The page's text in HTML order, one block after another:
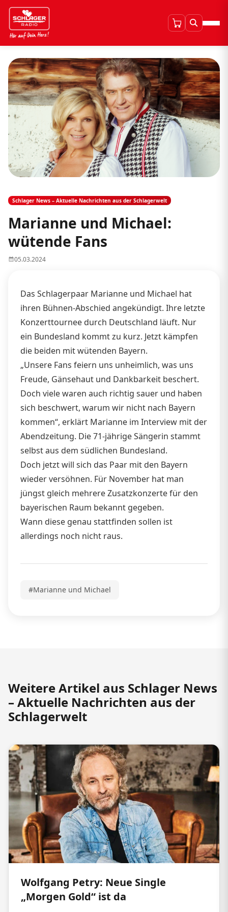
Schlager News – Aktuelle Nachrichten aus der Schlagerwelt
Marianne und Michael:
wütende Fans
05.03.2024
Das Schlagerpaar Marianne und Michael hat
ihren Bühnen-Abschied angekündigt. Ihre letzte
Konzerttournee durch Deutschland läuft. Nur
ein Bundesland kommt zu kurz. Jetzt kämpfen
die beiden mit wütenden Bayern.
„Unsere Fans feiern uns unheimlich, was uns
Freude, Gänsehaut und Dankbarkeit beschert.
Doch viele waren auch richtig sauer und haben
sich beschwert, warum wir nicht nach Bayern
kommen“, erklärt Marianne im Interview mit der
Abendzeitung. Die 71-jährige Sängerin stammt
selbst aus dem südlichen Bundesland.
Doch jetzt will sich das Paar mit den Bayern
wieder versöhnen. Für November hat man
jüngst gleich mehrere Zusatzkonzerte für den
bayerischen Raum bekannt gegeben.
Wann diese genau stattfinden sollen ist
allerdings noch nicht raus.
#Marianne und Michael
Weitere Artikel aus Schlager News
– Aktuelle Nachrichten aus der
Schlagerwelt
Wolfgang Petry: Neue Single
„Morgen Gold“ ist da